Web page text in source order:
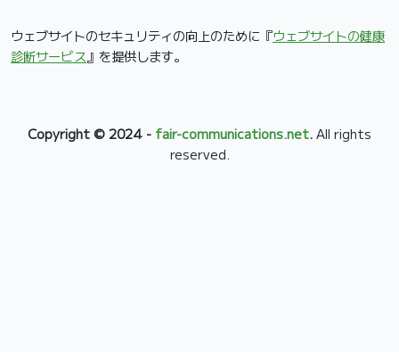
ウェブサイトのセキュリティの向上のために『ウェブサイトの健康
診断サービス 』を提供します。
Copyright © 2024 - fair-communications.net.All rights
reserved.